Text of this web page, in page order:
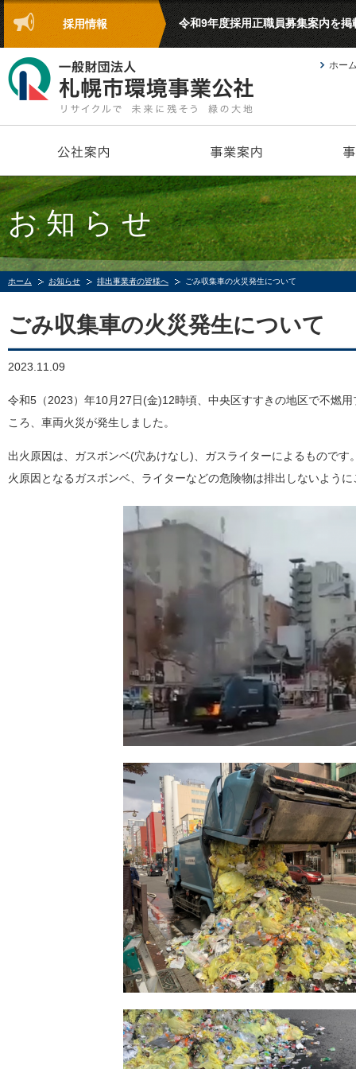
採用情報 令和9年度採用正職員募集案内を
ホー
お知らせ
ホーム お知らせ 排出事業者の皆様へ ごみ収集車の火災発生について
ごみ収集車の火災発生について
2023.11.09
令和5（2023）年10月27日(金)12時頃、中央区すすきの地区で不燃
ころ、車両火災が発生しました。
出火原因は、ガスボンベ(穴あけなし)、ガスライターによるもので
火原因となるガスボンベ、ライターなどの危険物は排出しないよう